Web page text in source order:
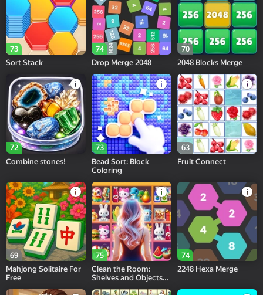
73
Sort Stack
74
Drop Merge 2048
70
2048 Blocks Merge
72
Combine stones!
73
Bead Sort: Block
Coloring
63
Fruit Connect
69
Mahjong Solitaire For
Free
75
Clean the Room:
Shelves and Objects
74
2248 Hexa Merge